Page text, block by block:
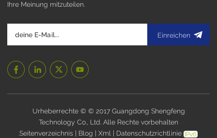
Ihre Meinung mitzuteilen.
Einreichen
Urheberrechte © © 2017 Guangdong Shengfeng
Technology Co., Ltd. Alle Rechte vorbehalten
.Seitenverzeichnis Blog Xml| Datenschutzrichtlinie